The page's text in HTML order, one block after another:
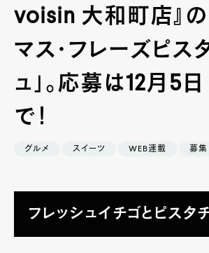
voisin 大和町店』の
マス・フレーズピス
ュ」。応募は12月5日
で！
グルメ スイーツ WEB連載 募集
フレッシュイチゴとピスタ